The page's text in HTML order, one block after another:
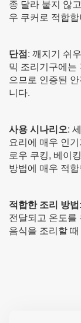
종 달라 붙지 않
우 쿠커로 적합합
단점 : 깨지기 쉬
믹 조리기구에는
으므로 인증된
니다.
사용 시나리오:
요리에 매우 인
로우 쿠킹, 베이
방법에 매우 적
적합한 조리 방법
전달되고 온도를
음식을 조리할